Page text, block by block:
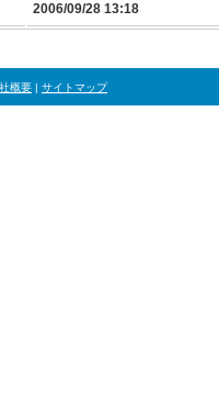
2006/09/28 13:18
概要 | サイトマップ